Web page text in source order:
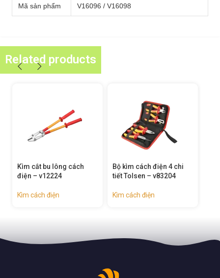
Mã sản phẩm V16096 / V16098
Related products
cắt bu lông cách
– v12224
cách điện
Bộ kìm cách điện 4 chi
tiết Tolsen – v83204
Kìm cách điện